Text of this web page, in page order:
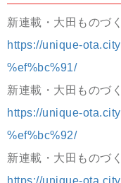
新連載・大田ものづ
https://unique-
%ef%bc%91/
新連載・大田ものづ
https://unique-
%ef%bc%92/
新連載・大田ものづ
https://unique-